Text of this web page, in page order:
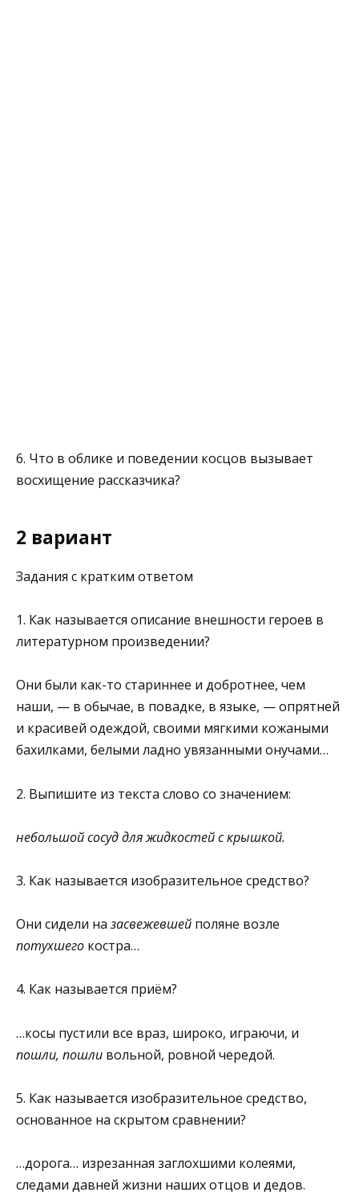
6. Что в облике и поведении косцов вызывает
восхищение рассказ­чика?
2 вариант
Задания с кратким ответом
1. Как называется описание внешности героев в
литературном произведении?
Они были как-то стариннее и добротнее, чем
наши, — в обычае, в повадке, в языке, — опрятней
и красивей одеждой, своими мягки­ми кожаными
бахилками, белыми ладно увязанными онучами…
2. Выпишите из текста слово со значением:
небольшой сосуд для жидкостей с крышкой.
3. Как называется изобразительное средство?
Они сидели на засвежевшей поляне возле
потухшего костра…
4. Как называется приём?
…косы пустили все враз, широко, играючи, и
пошли, пошли вольной, ровной чередой.
5. Как называется изобразительное средство,
основанное на скры­том сравнении?
…дорога… изрезанная заглохшими колеями,
следами давней жизни наших отцов и дедов.